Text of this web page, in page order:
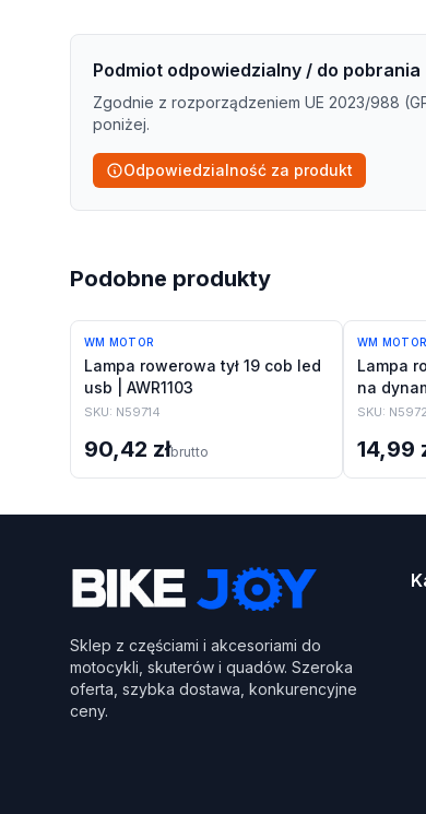
Podmiot odpowiedzialny / do pobrania
Zgodnie z rozporządzeniem UE 2023/988
poniżej.
Odpowiedzialność za produkt
Podobne produkty
WM MOTOR
Lampa rowerowa tył 19 cob led
usb | AWR1103
SKU: N59714
90,42 złbrutto
WM MOTOR
Lampa
na
SKU:
14,99
Sklep z częściami i akcesoriami do
motocykli, skuterów i quadów. Szeroka
oferta, szybka dostawa, konkurencyjne
ceny.